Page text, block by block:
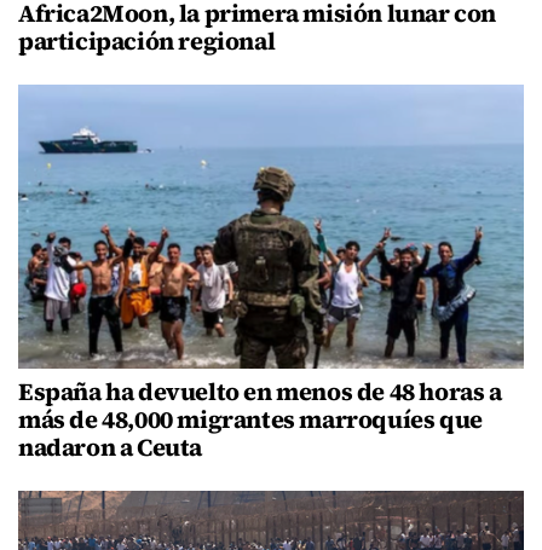
Africa2Moon, la primera misión lunar con
participación regional
España ha devuelto en menos de 48 horas a
más de 48,000 migrantes marroquíes que
nadaron a Ceuta